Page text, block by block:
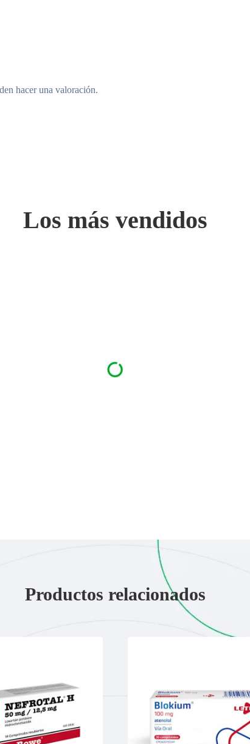
hacer una valoración.
Los más vendidos
Productos relacionados